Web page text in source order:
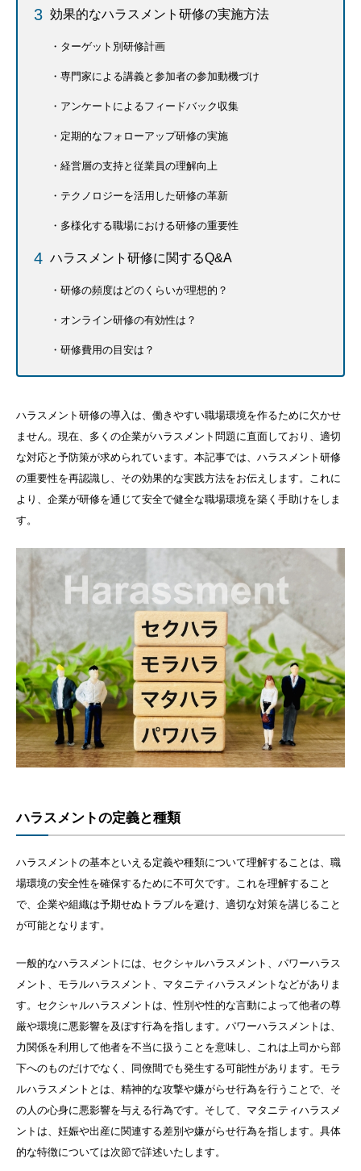
効果的なハラスメント研修の実施方法
ターゲット別研修計画
専門家による講義と参加者の参加動機づけ
アンケートによるフィードバック収集
定期的なフォローアップ研修の実施
経営層の支持と従業員の理解向上
テクノロジーを活用した研修の革新
多様化する職場における研修の重要性
ハラスメント研修に関するQ&A
研修の頻度はどのくらいが理想的？
オンライン研修の有効性は？
研修費用の目安は？
ハラスメント研修の導入は、働きやすい職場環境を作るために欠かせ
ません。現在、多くの企業がハラスメント問題に直面しており、適切
な対応と予防策が求められています。 本記事では、ハラスメント研修
の重要性を再認識し、その効果的な実践方法をお伝えします。これに
より、企業が研修を通じて安全で健全な職場環境を築く手助けをしま
す。
ハラスメントの定義と種類
ハラスメントの基本といえる定義や種類について理解することは、職
場環境の安全性を確保するために不可欠です。これを理解すること
で、企業や組織は予期せぬトラブルを避け、適切な対策を講じること
が可能となります。
一般的なハラスメントには、セクシャルハラスメント、パワーハラス
メント、モラルハラスメント、マタニティハラスメントなどがありま
す。セクシャルハラスメントは、性別や性的な言動によって他者の尊
厳や環境に悪影響を及ぼす行為を指します。パワーハラスメントは、
力関係を利用して他者を不当に扱うことを意味し、これは上司から部
下へのものだけでなく、同僚間でも発生する可能性があります。モラ
ルハラスメントとは、精神的な攻撃や嫌がらせ行為を行うことで、そ
の人の心身に悪影響を与える行為です。そして、マタニティハラスメ
ントは、妊娠や出産に関連する差別や嫌がらせ行為を指します。具体
的な特徴については次節で詳述いたします。